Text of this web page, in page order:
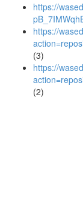
https://
https://
(3)
https://
(2)